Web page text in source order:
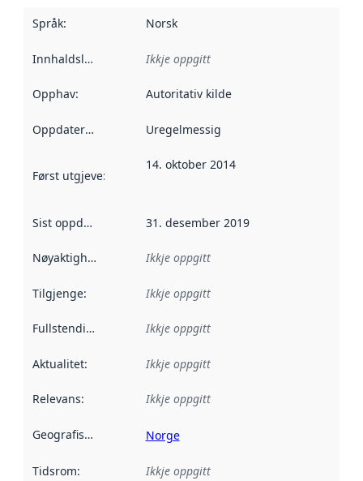
Språk: Norsk
Innhaldsleverandørar :
Ikkje oppgitt
Opphav: Autoritativ kilde
Oppdateringsfrekvens :
Uregelmessig
Først utgjeve:
14. oktober 2014
Sist oppdatert 31. desember 2019
Nøyaktigheit Ikkje oppgitt
Tilgjenge: Ikkje oppgitt
Fullstendigheit Ikkje oppgitt
Aktualitet: Ikkje oppgitt
Relevans: Ikkje oppgitt
Geografisk område Norge
Tidsrom: Ikkje oppgitt